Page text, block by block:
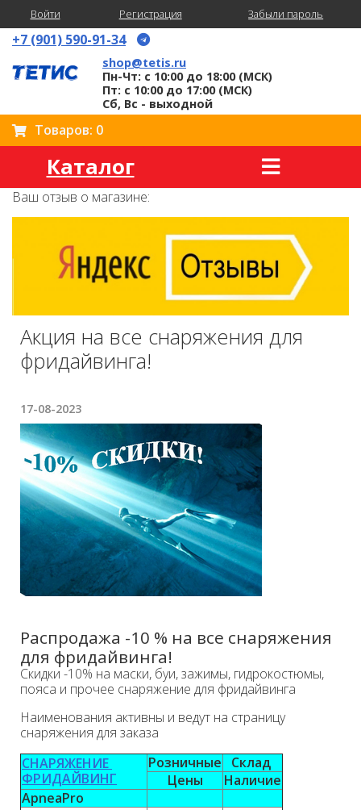
Войти Регистрация Забыли пароль
+7 (901) 590-91-34
shop@tetis.ru
Пн-Чт: с 10:00 до 18:00 (МСК)
Пт: с 10:00 до 17:00 (МСК)
Сб, Вс - выходной
Товаров: 0
Каталог
Ваш отзыв о магазине:
Акция на все снаряжения для
фридайвинга!
17-08-2023
Распродажа -10 % на все снаряжения
для фридайвинга!
Скидки -10% на маски, буи, зажимы, гидрокостюмы,
пояса и прочее снаряжение для фридайвинга
Наименования активны и ведут на страницу
снаряжения для заказа
СНАРЯЖЕНИЕ
ФРИДАЙВИНГ
Розничные
Склад
Цены
Наличие
ApneaPro